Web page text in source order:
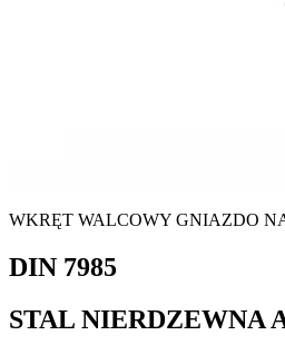
WKRĘT WALCOWY GNIAZDO
DIN 7985
STAL NIERDZEWNA